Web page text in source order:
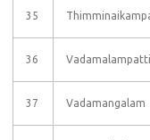
35
36 Vadamalampatti
37 Vadamangalam